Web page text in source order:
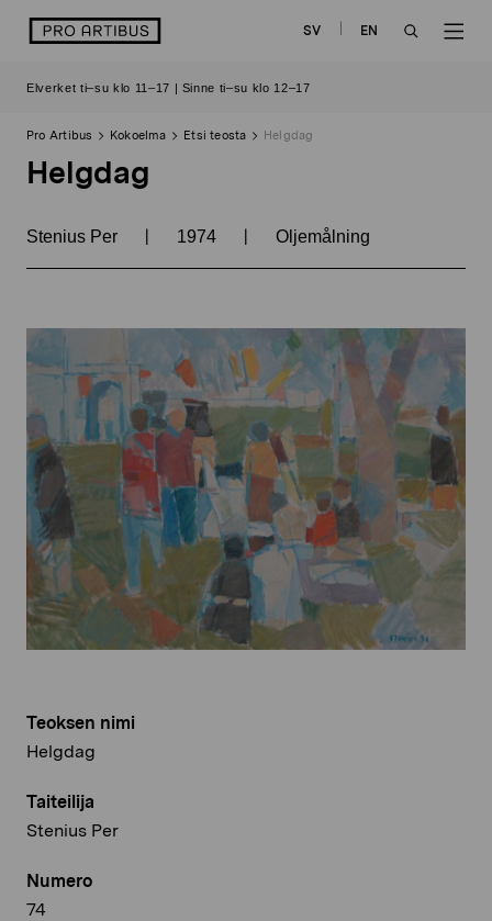
sisältöön
logo SV
EN
Elverket ti–su klo 11–17 | Sinne ti–su klo 12–17
Pro Artibus Kokoelma Etsi teosta Helgdag
Helgdag
Stenius Per | 1974 | Oljemålning
Teoksen nimi
Helgdag
Taiteilija
Stenius Per
Numero
74